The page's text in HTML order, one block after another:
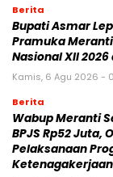
Berita
Bupati Asmar
Pramuka
Nasional XII
Kamis, 6 Agu 2026 -
Berita
Wabup Meranti
BPJS Rp52 Juta,
Pelaksanaan